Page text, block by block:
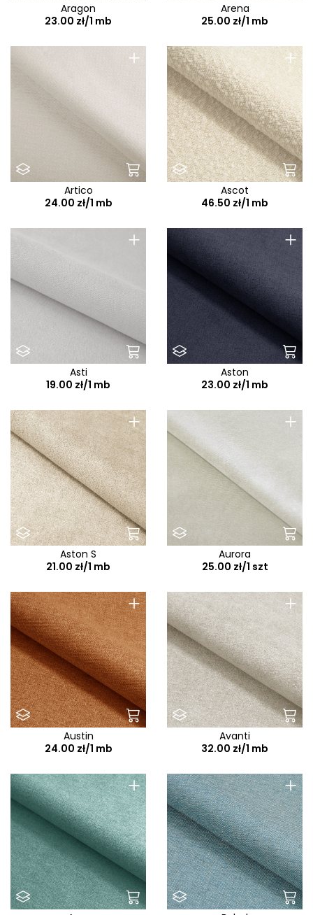
Aragon
23.00 zł/1 mb
Arena
25.00 zł/1 mb
+
Artico
24.00 zł/1 mb
+
Ascot
46.50 zł/1 mb
+
Asti
19.00 zł/1 mb
+
Aston
23.00 zł/1 mb
+
Aston S
21.00 zł/1 mb
+
Aurora
25.00 zł/1 szt
+
Austin
24.00 zł/1 mb
+
Avanti
32.00 zł/1 mb
+ +